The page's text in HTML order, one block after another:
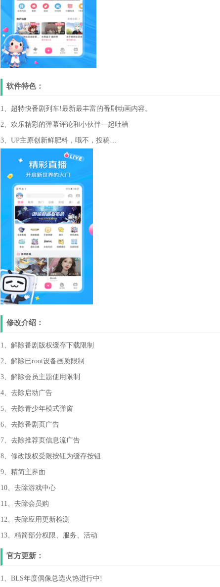
软件特色：
1、超特快番剧列车!最新最丰富的番剧动画内容。
2、欢乐精彩的弹幕评论和小伙伴一起吐槽
3、UP主原创新鲜肥料，哦不，投稿…
修改介绍：
1、解除番剧版权缓存下载限制
2、解除已root设备画质限制
3、解除会员主题使用限制
4、去除启动广告
5、去除青少年模式弹窗
6、去除番剧页广告
7、去除推荐页信息流广告
8、修改版权受限按钮为缓存按钮
9、精简主界面
10、去除游戏中心
11、去除会员购
12、去除应用更新检测
13、精简部分权限、服务、活动
官方更新：
1、BLS年度偶像总选火热进行中!